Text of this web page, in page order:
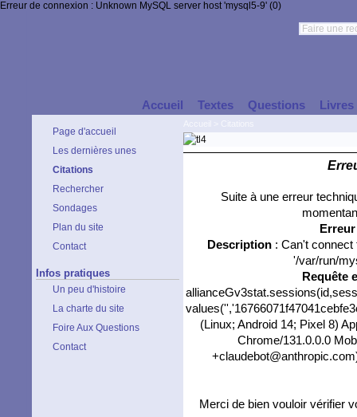
Erreur de connexion : Unknown MySQL server host 'mysql5-9' (0)
Accueil Textes Questions Livres
Page d'accueil
Les dernières unes
Citations
Rechercher
Sondages
Plan du site
Contact
Infos pratiques
Un peu d'histoire
La charte du site
Foire Aux Questions
Contact
Suite à une erreur
Description: Can't connect
'/var/run/
Requête
(Linux; Android 14; Pixel 8)
Chrome/131.0.0.0
Merci de bien vouloir vérifier